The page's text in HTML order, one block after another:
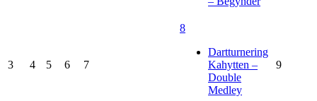
3 4 5 6 7
8
Dartturnering
Kahytten –
Double
Medley
9